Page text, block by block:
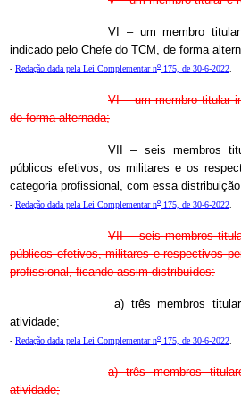
VI – um membro
indicado pelo Chefe do TCM, de forma
- Redação dada pela Lei Complementar no 175, de 30-6-2022.
VI – um membro titular
de forma alternada;
VII – seis membros
públicos efetivos, os militares e os
categoria profissional, com essa
- Redação dada pela Lei Complementar no 175, de 30-6-2022.
VII – seis membros
públicos efetivos, militares e respectivos
profissional, ficando assim distribuídos:
a) três membros
atividade;
- Redação dada pela Lei Complementar no 175, de 30-6-2022.
a) três membros
atividade;